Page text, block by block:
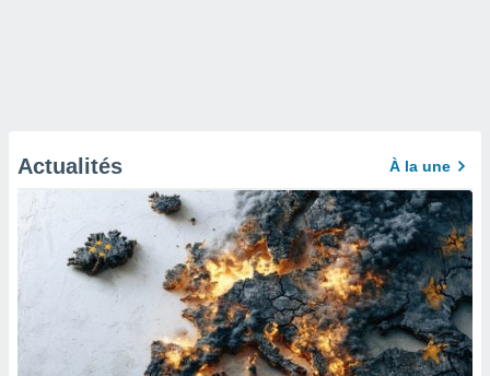
Actualités À la une